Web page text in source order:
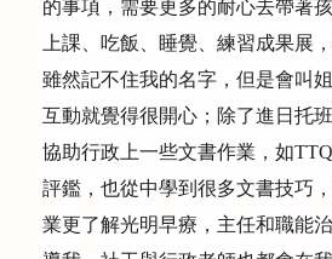
友善連結
網站地圖
的事項，需要更多的耐心去帶著
上課、吃飯、睡覺、練習成果展
雖然記不住我的名字，但是會叫
互動就覺得很開心；除了進日托
協助行政上一些文書作業，如
評鑑，也從中學到很多文書技巧
業更了解光明早療，主任和職能